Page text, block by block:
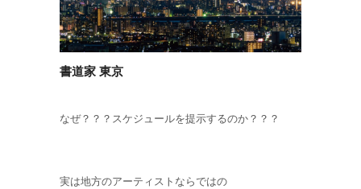
書道家 東京
なぜ？？？スケジュールを提示するのか？？？
実は地方のアーティストならではの